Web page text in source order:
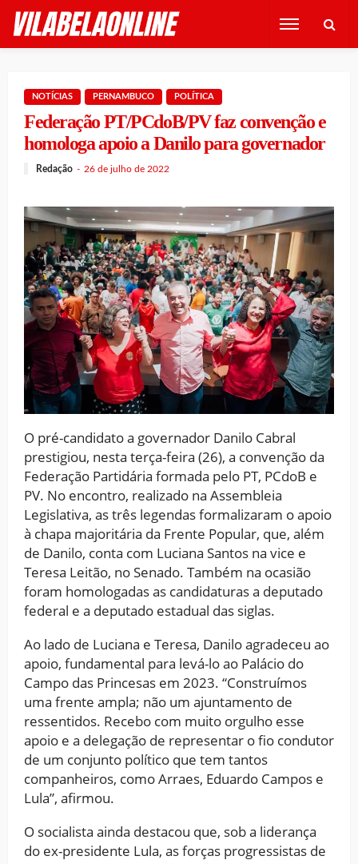
NOTÍCIAS PERNAMBUCO POLÍTICA
Federação PT/PCdoB/PV faz convenção e
homologa apoio a Danilo para governador
Redação 26 de julho de 2022
O pré-candidato a governador Danilo Cabral
prestigiou, nesta terça-feira (26), a convenção da
Federação Partidária formada pelo PT, PCdoB e
PV. No encontro, realizado na Assembleia
Legislativa, as três legendas formalizaram o apoio
à chapa majoritária da Frente Popular, que, além
de Danilo, conta com Luciana Santos na vice e
Teresa Leitão, no Senado. Também na ocasião
foram homologadas as candidaturas a deputado
federal e a deputado estadual das siglas.
Ao lado de Luciana e Teresa, Danilo agradeceu ao
apoio, fundamental para levá-lo ao Palácio do
Campo das Princesas em 2023. “Construímos
uma frente ampla; não um ajuntamento de
ressentidos. Recebo com muito orgulho esse
apoio e a delegação de representar o fio condutor
de um conjunto político que tem tantos
companheiros, como Arraes, Eduardo Campos e
Lula”, afirmou.
O socialista ainda destacou que, sob a liderança
do ex-presidente Lula, as forças progressistas de